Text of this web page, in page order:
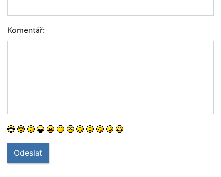
Komentář:
Odeslat